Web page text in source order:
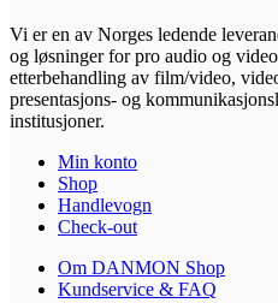
Vi er en av Norges ledende
og løsninger for pro audio og
etterbehandling av film/video,
presentasjons- og
institusjoner.
Min konto
Shop
Handlevogn
Check-out
Om DANMON Shop
Kundservice & FAQ